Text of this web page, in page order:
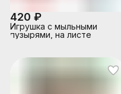
420 ₽
Игрушка с мыльными
пузырями, на листе